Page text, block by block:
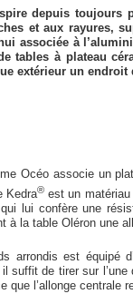
depuis toujours
et aux rayures,
associée à
tables à plateau
extérieur un endroit
Océo associe un
Kedra® est un
lui confère une
à la table Oléron une
arrondis est équipé
suffit de tirer sur
que l’allonge centrale